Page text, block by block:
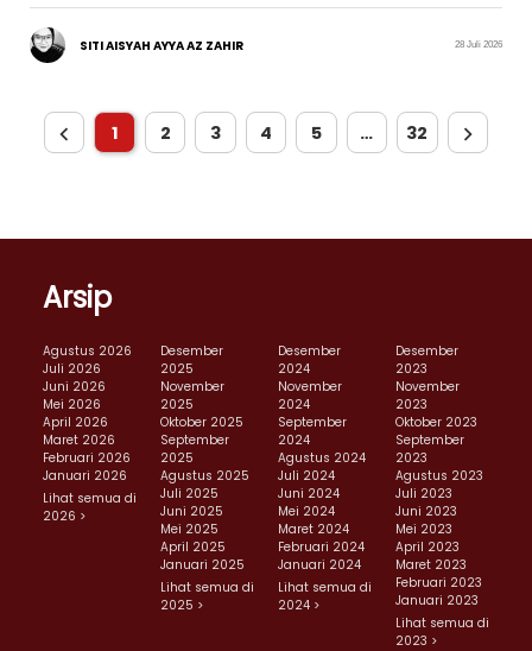
SITI AISYAH AYYA AZ ZAHIR 28 Juli 2026
1 2 3 4 5 … 32
Arsip
Agustus 2026
Juli 2026
Juni 2026
Mei 2026
April 2026
Maret 2026
Februari 2026
Januari 2026
Lihat semua di
2026 >
Desember
2025
November
2025
Oktober 2025
September
2025
Agustus 2025
Juli 2025
Juni 2025
Mei 2025
April 2025
Januari 2025
Lihat semua di
2025 >
Desember
2024
November
2024
September
2024
Agustus 2024
Juli 2024
Juni 2024
Mei 2024
Maret 2024
Februari 2024
Januari 2024
Lihat semua di
2024 >
Desember
2023
November
2023
Oktober 2023
September
2023
Agustus 2023
Juli 2023
Juni 2023
Mei 2023
April 2023
Maret 2023
Februari 2023
Januari 2023
Lihat semua di
2023 >